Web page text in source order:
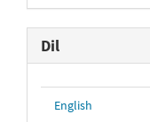
Dil
English